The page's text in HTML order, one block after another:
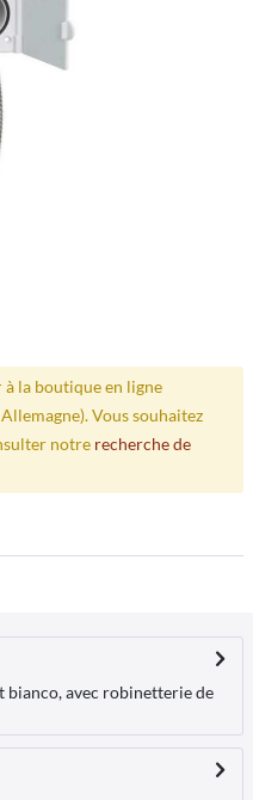
à la boutique en ligne
Vous souhaitez
notre recherche de
bianco, avec robinetterie de